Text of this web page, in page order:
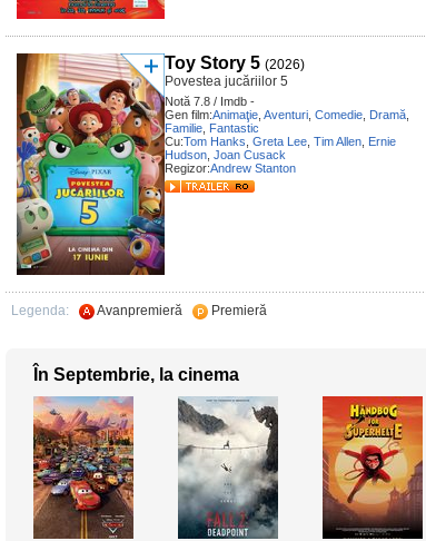
Toy Story 5 (2026)
Povestea jucăriilor 5
Notă 7.8 / Imdb -
Gen film:Animaţie Aventuri Comedie Dramă
Familie Fantastic
Cu:Tom Hanks Greta Lee Tim Allen Ernie
Hudson Joan Cusack
Regizor:Andrew Stanton
Legenda: Avanpremieră Premieră
În Septembrie, la cinema